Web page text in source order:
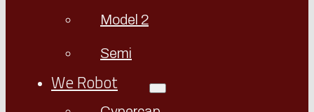
Model 2
Semi
We Robot